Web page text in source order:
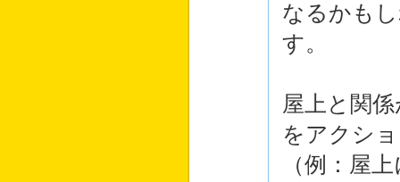
なるかも
す。
屋上と関
をアクシ
（例：屋